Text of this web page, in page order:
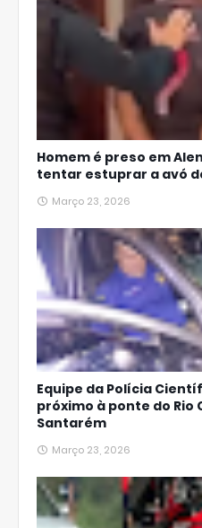
Homem é preso em
tentar estuprar a avó
Março 23, 2026
Equipe da Polícia
próximo à ponte do Rio
Santarém
Março 23, 2026